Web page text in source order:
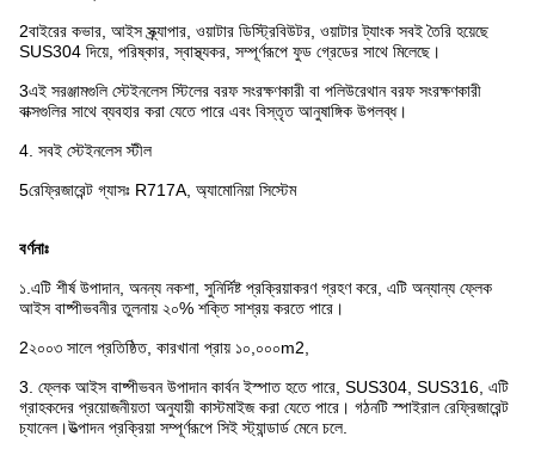
2বাইরের কভার, আইস স্ক্র্যাপার, ওয়াটার ডিস্ট্রিবিউটর, ওয়াটার ট্যাংক সবই তৈরি হয়েছে
SUS304 দিয়ে, পরিষ্কার, স্বাস্থ্যকর, সম্পূর্ণরূপে ফুড গ্রেডের সাথে মিলেছে।
3এই সরঞ্জামগুলি স্টেইনলেস স্টিলের বরফ সংরক্ষণকারী বা পলিউরেথান বরফ সংরক্ষণকারী
বাক্সগুলির সাথে ব্যবহার করা যেতে পারে এবং বিস্তৃত আনুষাঙ্গিক উপলব্ধ।
4. সবই স্টেইনলেস স্টীল
5রেফ্রিজারেন্ট গ্যাসঃ R717A, অ্যামোনিয়া সিস্টেম
বর্ণনাঃ
১.এটি শীর্ষ উপাদান, অনন্য নকশা, সুনির্দিষ্ট প্রক্রিয়াকরণ গ্রহণ করে, এটি অন্যান্য ফ্লেক
আইস বাষ্পীভবনীর তুলনায় ২০% শক্তি সাশ্রয় করতে পারে।
2২০০৩ সালে প্রতিষ্ঠিত, কারখানা প্রায় ১০,০০০m2,
3. ফ্লেক আইস বাষ্পীভবন উপাদান কার্বন ইস্পাত হতে পারে, SUS304, SUS316, এটি
গ্রাহকদের প্রয়োজনীয়তা অনুযায়ী কাস্টমাইজ করা যেতে পারে। গঠনটি স্পাইরাল রেফ্রিজারেন্ট
চ্যানেল।উত্পাদন প্রক্রিয়া সম্পূর্ণরূপে সিই স্ট্যান্ডার্ড মেনে চলে.